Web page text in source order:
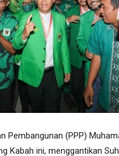
Pembangunan (PPP)
Kabah ini, menggantikan